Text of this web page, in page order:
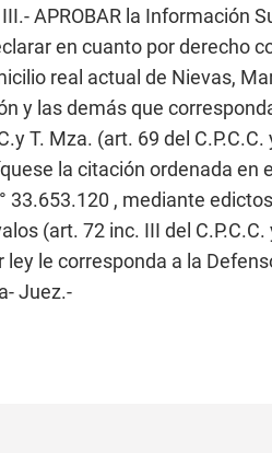
APROBAR la Información
en cuanto por derecho
real actual de Nievas,
y las demás que
T. Mza. (art. 69 del C.P.C.C.
la citación ordenada en
33.653.120 , mediante
(art. 72 inc. III del C.P.C.C.
le corresponda a la
Juez.-